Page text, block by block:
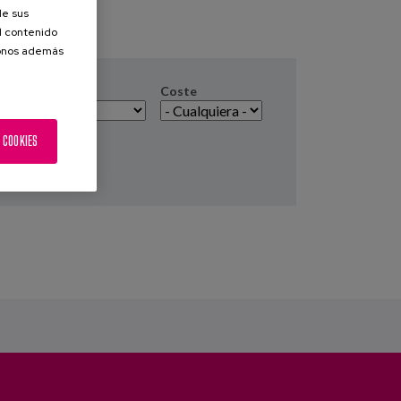
Coste
sus
contenido
además